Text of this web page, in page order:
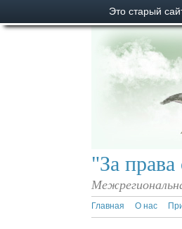
Это старый
"За
Главная О нас